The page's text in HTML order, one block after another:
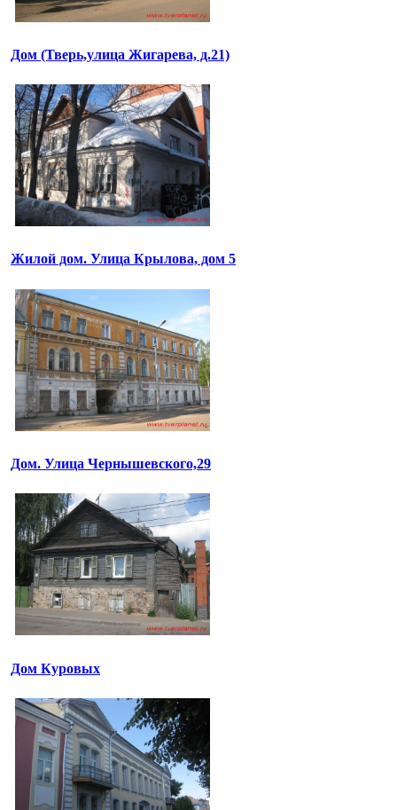
Дом (Тверь,улица Жигарева, д.21)
Жилой дом. Улица Крылова, дом 5
Дом. Улица Чернышевского,29
Дом Куровых